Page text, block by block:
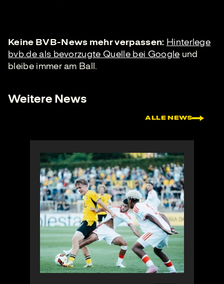
Keine BVB-News mehr verpassen: Hinterlege
bvb.de als bevorzugte Quelle bei Google und
bleibe immer am Ball.
Weitere News
ALLE NEWS